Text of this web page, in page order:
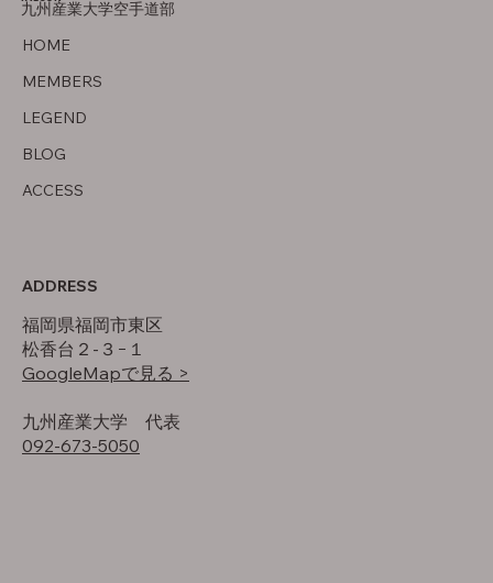
父について
HOME
MEMBERS
LEGEND
BLOG
ACCESS
九州産業大学空手道部
ADDRESS
福岡県福岡市東区
松香台２-３−１
GoogleMapで見る >
​九州産業大学 代表
092-673-5050